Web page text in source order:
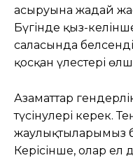
асыруына жағдай
Бүгінде қыз-
саласында
қосқан үлестері
Азаматтар
түсінулері керек.
жаулықтыларымыз
Керісінше, олар ел